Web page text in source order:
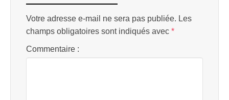
Votre adresse e-mail ne sera pas publiée. Les
champs obligatoires sont indiqués avec *
Commentaire :